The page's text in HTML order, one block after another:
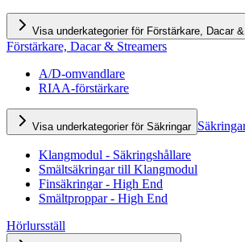
Visa underkategorier för Förstärkare, Dacar
Förstärkare, Dacar & Streamers
A/D-omvandlare
RIAA-förstärkare
Visa underkategorier för Säkringar
Klangmodul - Säkringshållare
Smältsäkringar till Klangmodul
Finsäkringar - High End
Smältproppar - High End
Hörlursställ